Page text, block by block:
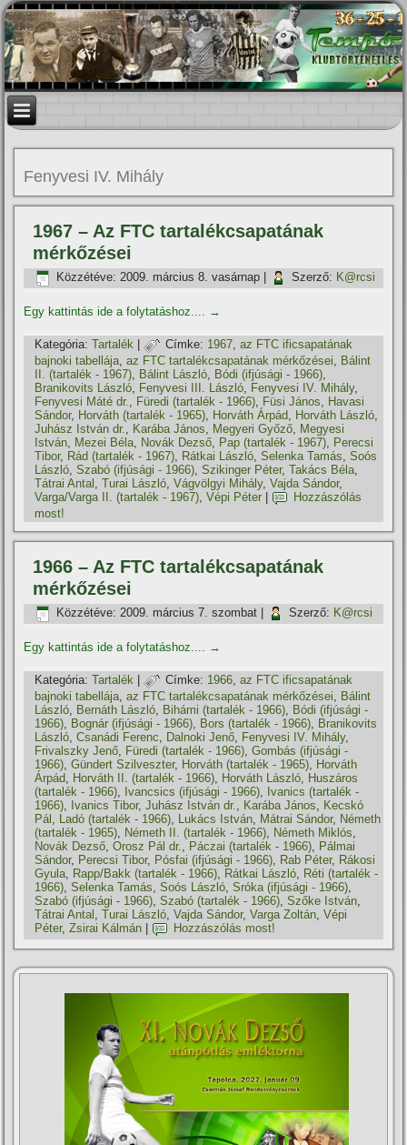
Fenyvesi IV. Mihály
1967 – Az FTC tartalékcsapatának
mérkőzései
Közzétéve: 2009. március 8. vasárnap Szerző: K@rcsi
Egy kattintás ide a folytatáshoz.... →
Kategória: Tartalék | Címke: 1967,az FTC ificsapatának
bajnoki tabellája,az FTC tartalékcsapatának mérkőzései, Bálint
II. (tartalék - 1967), Bálint László, Bódi (ifjúsági - 1966),
Branikovits László, Fenyvesi III. László, Fenyvesi IV. Mihály,
Fenyvesi Máté dr., Füredi (tartalék - 1966), Füsi János, Havasi
Sándor, Horváth (tartalék - 1965), Horváth Árpád, Horváth László,
Juhász István dr., Karába János, Megyeri Győző, Megyesi
István, Mezei Béla, Novák Dezső, Pap (tartalék - 1967), Perecsi
Tibor, Rád (tartalék - 1967), Rátkai László,Selenka Tamás,Soós
László,Szabó (ifjúsági - 1966),Szikinger Péter,Takács Béla,
Tátrai Antal ,Turai László,Vágvölgyi Mihály,Vajda Sándor,
Varga/Varga II. (tartalék - 1967),Vépi Péter
Hozzászólás
most!
1966 – Az FTC tartalékcsapatának
mérkőzései
Közzétéve: 2009. március 7. szombat Szerző: K@rcsi
Egy kattintás ide a folytatáshoz.... →
Kategória: Tartalék | Címke: 1966,az FTC ificsapatának
bajnoki tabellája,az FTC tartalékcsapatának mérkőzései, Bálint
László, Bernáth László, Bihámi (tartalék - 1966), Bódi (ifjúsági -
1966), Bognár (ifjúsági - 1966), Bors (tartalék - 1966), Branikovits
László,Csanádi Ferenc, Dalnoki Jenő, Fenyvesi IV. Mihály,
Frivalszky Jenő, Füredi (tartalék - 1966),Gombás (ifjúsági -
1966),Gündert Szilveszter, Horváth (tartalék - 1965), Horváth
Árpád, Horváth II. (tartalék - 1966), Horváth László, Huszáros
(tartalék - 1966), Ivancsics (ifjúsági - 1966), Ivanics (tartalék -
1966), Ivanics Tibor,Juhász István dr., Karába János, Kecskó
Pál , Ladó (tartalék - 1966), Lukács István, Mátrai Sándor, Németh
(tartalék - 1965), Németh II. (tartalék - 1966), Németh Miklós,
Novák Dezső,Orosz Pál dr., Páczai (tartalék - 1966), Pálmai
Sándor, Perecsi Tibor, Pósfai (ifjúsági - 1966), Rab Péter, Rákosi
Gyula, Rapp/Bakk (tartalék - 1966), Rátkai László, Réti (tartalék -
1966),Selenka Tamás,Soós László,Sróka (ifjúsági - 1966),
Szabó (ifjúsági - 1966),Szabó (tartalék - 1966),Szőke István,
Tátrai Antal ,Turai László,Vajda Sándor,Varga Zoltán,Vépi
Péter,Zsirai Kálmán Hozzászólás most!